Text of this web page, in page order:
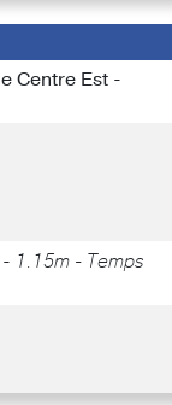
Centre Est -
1.15m - Temps